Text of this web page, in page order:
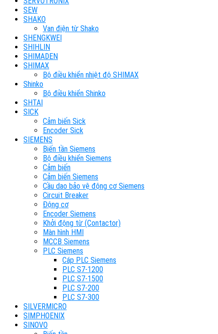
SEW
SHAKO
Van điện từ Shako
SHENGKWEI
SHIHLIN
SHIMADEN
SHIMAX
Bộ điều khiển nhiệt độ SHIMAX
Shinko
Bộ điều khiển Shinko
SHTAI
SICK
Cảm biến Sick
Encoder Sick
SIEMENS
Biến tần Siemens
Bộ điều khiển Siemens
Cảm biến
Cảm biến Siemens
Cầu dao bảo vệ động cơ Siemens
Circuit Breaker
Động cơ
Encoder Siemens
Khởi động từ (Contactor)
Màn hình HMI
MCCB Siemens
PLC Siemens
Cáp PLC Siemens
PLC S7-1200
PLC S7-1500
PLC S7-200
PLC S7-300
SILVERMICRO
SIMPHOENIX
SINOVO